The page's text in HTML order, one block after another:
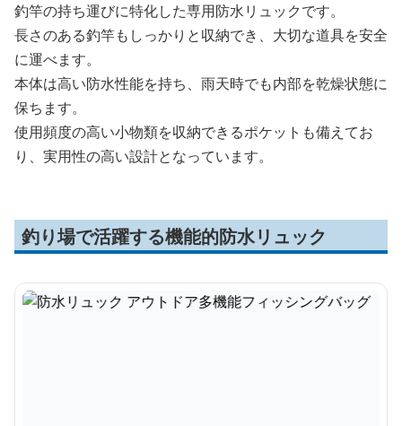
釣竿の持ち運びに特化した専用防水リュックです。
長さのある釣竿もしっかりと収納でき、大切な道具を安全
に運べます。
本体は高い防水性能を持ち、雨天時でも内部を乾燥状態に
保ちます。
使用頻度の高い小物類を収納できるポケットも備えてお
り、実用性の高い設計となっています。
釣り場で活躍する機能的防水リュック